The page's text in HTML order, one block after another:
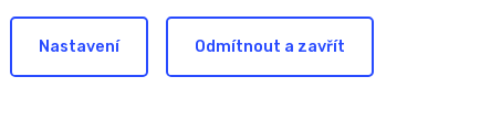
Nastavení Odmítnout a zavřít